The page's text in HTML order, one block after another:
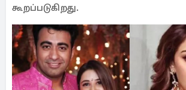
கூறப்படுகிறது.